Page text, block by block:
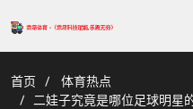
首页
体育热点
二娃子究竟是哪位足球明星